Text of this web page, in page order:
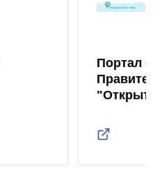
Портал